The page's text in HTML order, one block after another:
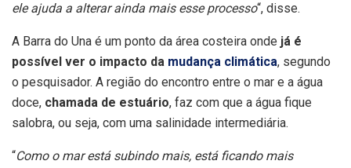
ele ajuda a alterar ainda mais esse processo“, disse.
A Barra do Una é um ponto da área costeira onde já é
possível ver o impacto da mudança climática, segundo
o pesquisador. A região do encontro entre o mar e a água
doce, chamada de estuário, faz com que a água fique
salobra, ou seja, com uma salinidade intermediária.
“Como o mar está subindo mais, está ficando mais